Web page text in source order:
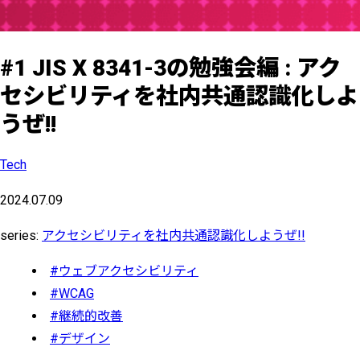
#1 JIS X 8341-3の勉強会編 : アク
セシビリティを社内共通認識化しよ
うぜ!!
Tech
2024.07.09
series: アクセシビリティを社内共通認識化しようぜ!!
#ウェブアクセシビリティ
#WCAG
#継続的改善
#デザイン